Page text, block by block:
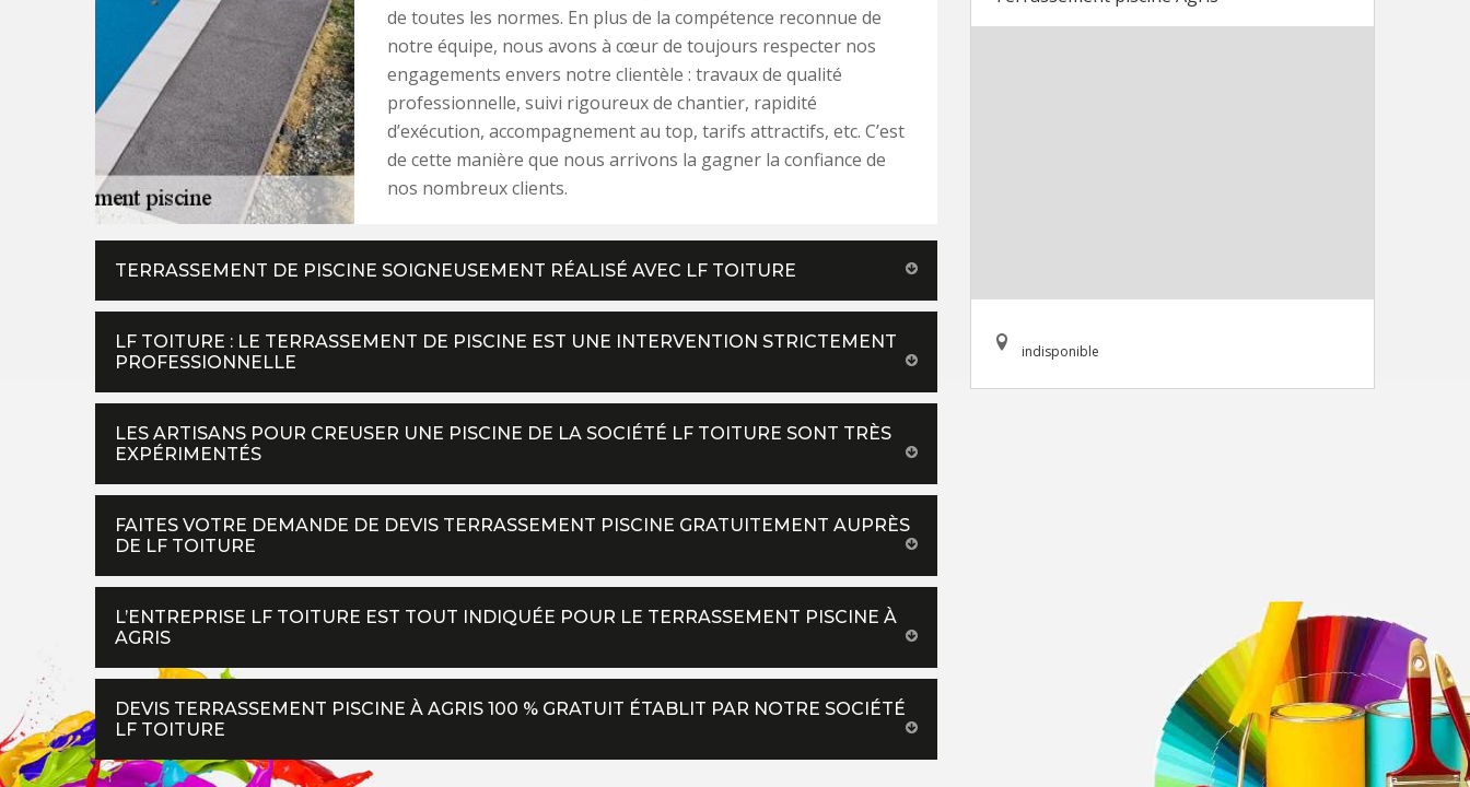
de toutes les normes. En plus de la compétence reconnue de
notre équipe, nous avons à cœur de toujours respecter nos
engagements envers notre clientèle : travaux de qualité
professionnelle, suivi rigoureux de chantier, rapidité
d’exécution, accompagnement au top, tarifs attractifs, etc. C’est
de cette manière que nous arrivons la gagner la confiance de
nos nombreux clients.
TERRASSEMENT DE PISCINE SOIGNEUSEMENT RÉALISÉ AVEC LF TOITURE
LF TOITURE : LE TERRASSEMENT DE PISCINE EST UNE INTERVENTION STRICTEMENT
PROFESSIONNELLE
LES ARTISANS POUR CREUSER UNE PISCINE DE LA SOCIÉTÉ LF TOITURE SONT TRÈS
EXPÉRIMENTÉS
FAITES VOTRE DEMANDE DE DEVIS TERRASSEMENT PISCINE GRATUITEMENT AUPRÈS
DE LF TOITURE
L’ENTREPRISE LF TOITURE EST TOUT INDIQUÉE POUR LE TERRASSEMENT PISCINE À
AGRIS
DEVIS TERRASSEMENT PISCINE À AGRIS 100 % GRATUIT ÉTABLIT PAR NOTRE SOCIÉTÉ
LF TOITURE
indisponible